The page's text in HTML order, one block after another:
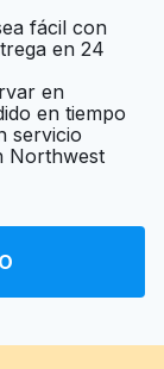
web
web
fácil con
en 24
en
en tiempo
servicio
Northwest